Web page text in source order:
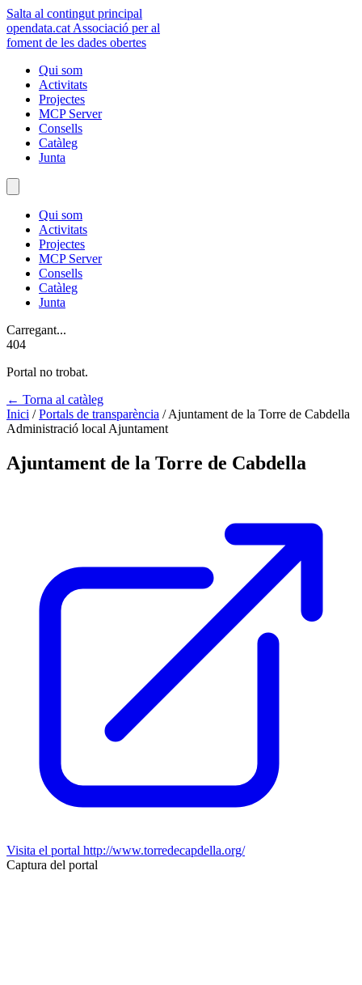
Salta al contingut principal
opendata.cat Associació per al
foment de les dades obertes
Qui som
Activitats
Projectes
MCP Server
Consells
Catàleg
Junta
Qui som
Activitats
Projectes
MCP Server
Consells
Catàleg
Junta
Carregant...
404
Portal no trobat.
← Torna al catàleg
Inici / Portals de transparència / Ajuntament de la Torre de Cabdella
Administració local Ajuntament
Ajuntament de la Torre de Cabdella
Visita el portal http://www.torredecapdella.org/
Captura del portal